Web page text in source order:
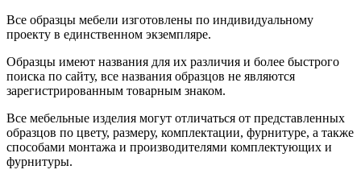
Все образцы мебели изготовлены по индивидуальному
проекту в единственном экземпляре.
Образцы имеют названия для их различия и более быстрого
поиска по сайту, все названия образцов не являются
зарегистрированным товарным знаком.
Все мебельные изделия могут отличаться от представленных
образцов по цвету, размеру, комплектации, фурнитуре, а также
способами монтажа и производителями комплектующих и
фурнитуры.